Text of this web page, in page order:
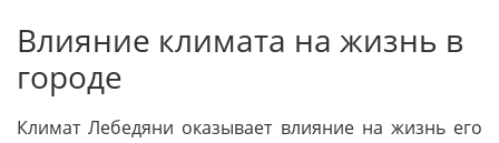
Влияние климата на жизнь в
городе
Климат Лебедяни оказывает влияние на жизнь его